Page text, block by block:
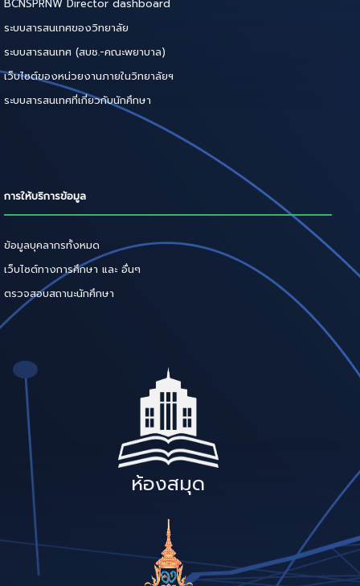
BCNSPRNW Director dashboard
ระบบสารสนเทศของวิทยาลัย
ระบบสารสนเทศ (สบช.-คณะพยาบาล)
เว็บไซต์ของหน่วยงานภายในวิทยาลัยฯ
ระบบสารสนเทศที่เกี่ยวกับนักศึกษา
การให้บริการข้อมูล
ข้อมูลบุคลากรทั้งหมด
เว็บไซต์ทางการศึกษา และ อื่นๆ
ตรวจสอบสถานะนักศึกษา
ห้องสมุด